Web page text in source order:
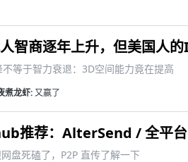
智商逐年上升，但美国人
等于智力衰退：3D空间能力竟在提高
煮龙虾: 又赢了
推荐：AlterSend / 全平
盘死磕了，P2P 直传了解一下